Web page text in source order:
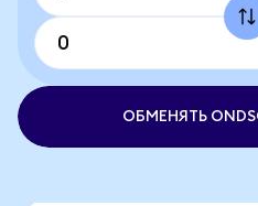
ОБМЕНЯТЬ